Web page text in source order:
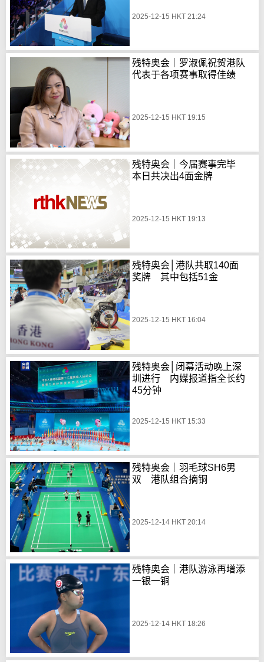
2025-12-15 HKT 21:24
残特奥会｜罗淑佩祝贺港队
代表于各项赛事取得佳绩
2025-12-15 HKT 19:15
残特奥会｜今届赛事完毕
本日共决出4面金牌
2025-12-15 HKT 19:13
残特奥会│港队共取140面
奖牌 其中包括51金
2025-12-15 HKT 16:04
残特奥会│闭幕活动晚上深
圳进行 内媒报道指全长约
45分钟
2025-12-15 HKT 15:33
残特奥会｜羽毛球SH6男
双 港队组合摘铜
2025-12-14 HKT 20:14
残特奥会｜港队游泳再增添
一银一铜
2025-12-14 HKT 18:26